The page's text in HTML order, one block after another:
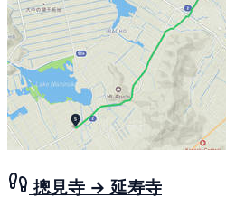
摠見寺 → 延寿寺